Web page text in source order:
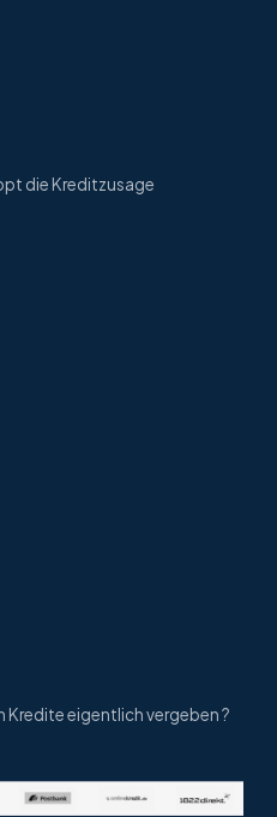
die Kreditzusage
Kredite eigentlich vergeben ?